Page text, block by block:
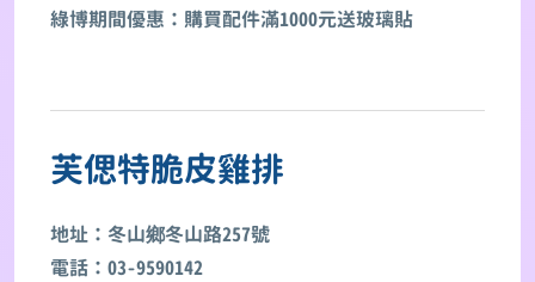
綠博期間優惠：購買配件滿1000元送玻璃貼
芙偲特脆皮雞排
地址：冬山鄉冬山路257號
電話：03-9590142